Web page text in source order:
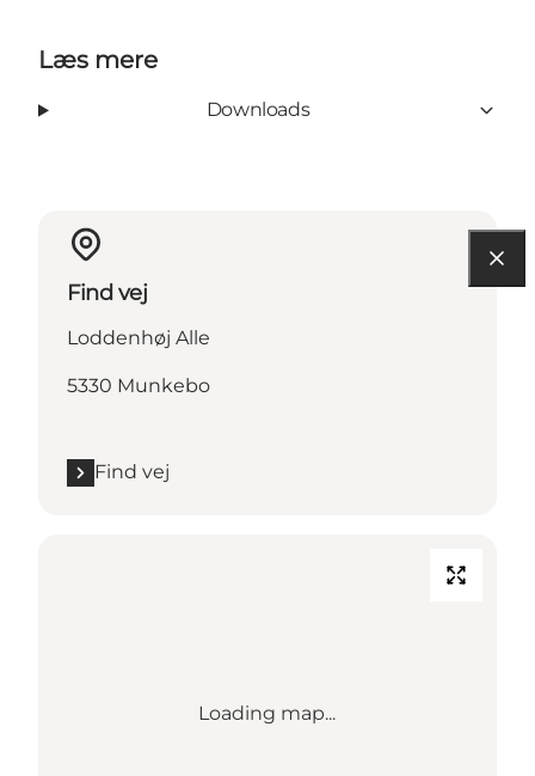
Læs mere
Downloads
Find vej
Loddenhøj Alle
5330 Munkebo
Find vej
Loading map...